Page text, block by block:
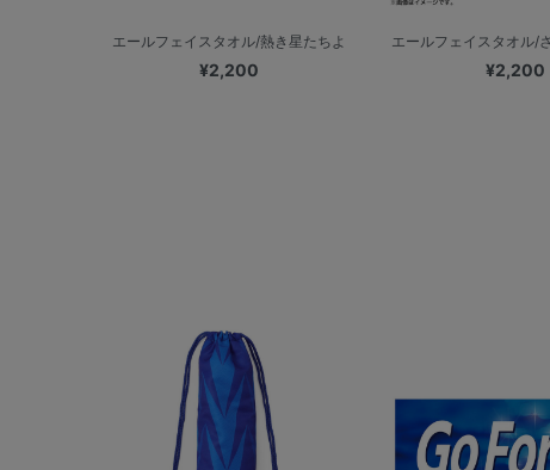
エールフェイスタオル/熱き星たちよ
¥2,200
エールフェイスタオル/
¥2,200